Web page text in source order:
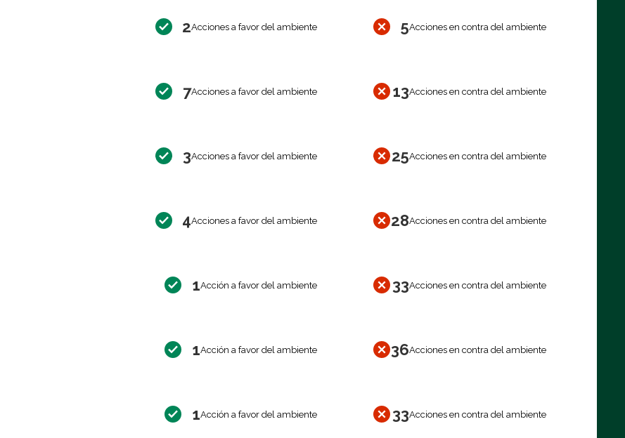
2Acciones a favor del ambiente 5Acciones en contra del ambiente
7Acciones a favor del ambiente 13Acciones en contra del ambiente
3Acciones a favor del ambiente 25Acciones en contra del ambiente
4Acciones a favor del ambiente 28Acciones en contra del ambiente
1Acción a favor del ambiente 33Acciones en contra del ambiente
1Acción a favor del ambiente 36Acciones en contra del ambiente
1Acción a favor del ambiente 33Acciones en contra del ambiente